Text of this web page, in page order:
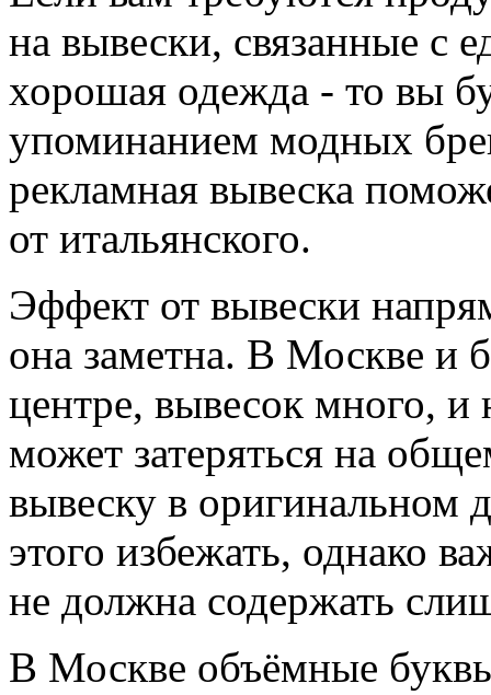
на вывески, связанные с
хорошая одежда - то вы
упоминанием модных
рекламная вывеска
от итальянского.
Эффект от вывески
она заметна. В Москве и
центре, вывесок много, и
может затеряться на
вывеску в оригинальном
этого избежать, однако
не должна содержать
В Москве объёмные